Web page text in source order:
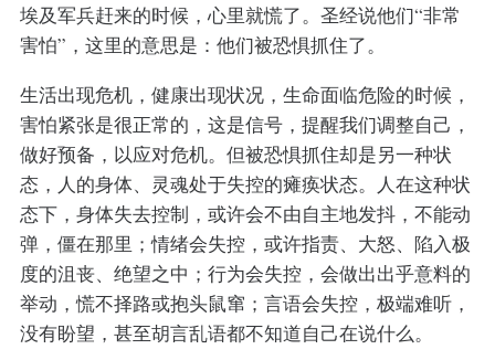
埃及军兵赶来的时候，心里就慌了。圣经说他们“非常
害怕”，这里的意思是：他们被恐惧抓住了。
生活出现危机，健康出现状况，生命面临危险的时候，
害怕紧张是很正常的，这是信号，提醒我们调整自己，
做好预备，以应对危机。但被恐惧抓住却是另一种状
态，人的身体、灵魂处于失控的瘫痪状态。人在这种状
态下，身体失去控制，或许会不由自主地发抖，不能动
弹，僵在那里；情绪会失控，或许指责、大怒、陷入极
度的沮丧、绝望之中；行为会失控，会做出出乎意料的
举动，慌不择路或抱头鼠窜；言语会失控，极端难听，
没有盼望，甚至胡言乱语都不知道自己在说什么。